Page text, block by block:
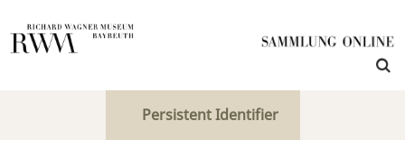
Persistent Identifier